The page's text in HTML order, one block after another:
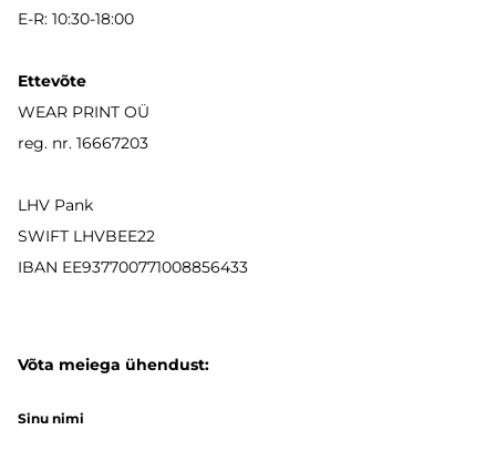
E-R: 10:30-18:00
Ettevõte
WEAR PRINT OÜ
reg. nr. 16667203
LHV Pank
SWIFT LHVBEE22
IBAN EE937700771008856433
Võta meiega ühendust:
Sinu nimi